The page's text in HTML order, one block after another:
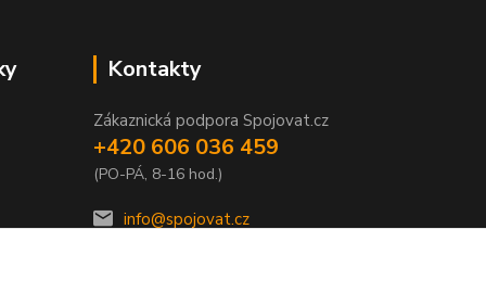
Kontakty
Zákaznická podpora Spojovat.cz
+420 606 036 459
(PO-PÁ, 8-16 hod.)
info@spojovat.cz